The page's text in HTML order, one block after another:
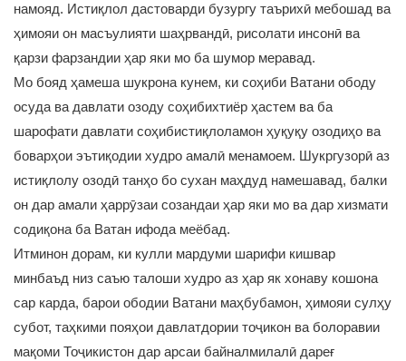
намояд. Истиқлол дастоварди бузургу таърихӣ мебошад ва
ҳимояи он масъулияти шаҳрвандӣ, рисолати инсонӣ ва
қарзи фарзандии ҳар яки мо ба шумор меравад.
Мо бояд ҳамеша шукрона кунем, ки соҳиби Ватани ободу
осуда ва давлати озоду соҳибихтиёр ҳастем ва ба
шарофати давлати соҳибистиқлоламон ҳуқуқу озодиҳо ва
боварҳои эътиқодии худро амалӣ менамоем. Шукргузорӣ аз
истиқлолу озодӣ танҳо бо сухан маҳдуд намешавад, балки
он дар амали ҳаррӯзаи созандаи ҳар яки мо ва дар хизмати
содиқона ба Ватан ифода меёбад.
Итминон дорам, ки кулли мардуми шарифи кишвар
минбаъд низ саъю талоши худро аз ҳар як хонаву кошона
сар карда, барои ободии Ватани маҳбубамон, ҳимояи сулҳу
субот, таҳкими пояҳои давлатдории тоҷикон ва болоравии
мақоми Тоҷикистон дар арсаи байналмилалӣ дареғ